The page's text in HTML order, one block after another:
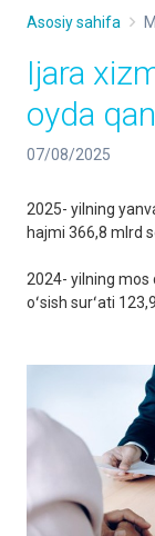
Asosiy sahifa
Ijara
oyda
07/08/2025
2025- yilning
hajmi 366,8 mlrd
2024- yilning
oʻsish surʻati